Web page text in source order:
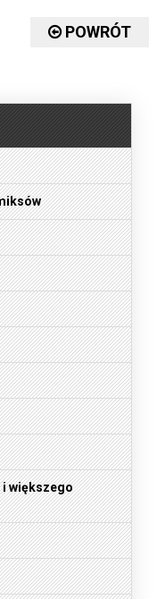
POWRÓT
i większego